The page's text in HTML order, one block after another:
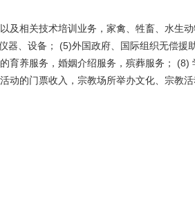
及相关技术培训业务，家禽、牲畜、水生
、设备； (5)外国政府、国际组织无偿援
育养服务，婚姻介绍服务，殡葬服务； (8)
的门票收入，宗教场所举办文化、宗教